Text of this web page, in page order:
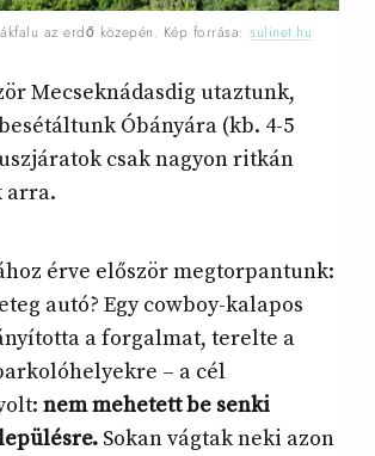
az erdő közepén. Kép forrása:sulinet.hu
Mecseknádasdig utaztunk,
Óbányára (kb. 4-5
csak nagyon ritkán
arra.
érve először megtorpantunk:
autó? Egy cowboy-kalapos
a forgalmat, terelte a
– a cél
nem mehetett be senki
Sokan vágtak neki azon